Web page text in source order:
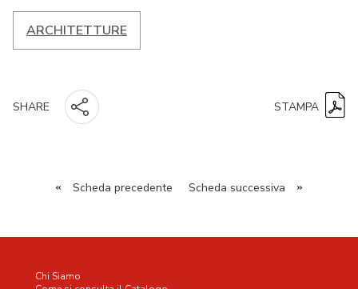
ARCHITETTURE
SHARE STAMPA
« Scheda precedente Scheda successiva »
Chi Siamo